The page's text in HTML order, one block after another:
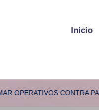
Inicio
OPERATIVOS CONTRA